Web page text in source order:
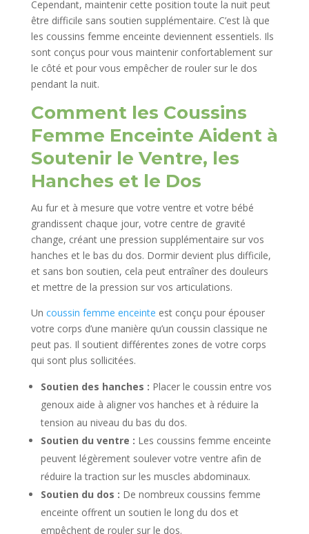
Cependant, maintenir cette position toute la nuit peut
être difficile sans soutien supplémentaire. C’est là que
les coussins femme enceinte deviennent essentiels. Ils
sont conçus pour vous maintenir confortablement sur
le côté et pour vous empêcher de rouler sur le dos
pendant la nuit.
Comment les Coussins
Femme Enceinte Aident à
Soutenir le Ventre, les
Hanches et le Dos
Au fur et à mesure que votre ventre et votre bébé
grandissent chaque jour, votre centre de gravité
change, créant une pression supplémentaire sur vos
hanches et le bas du dos. Dormir devient plus difficile,
et sans bon soutien, cela peut entraîner des douleurs
et mettre de la pression sur vos articulations.
Un coussin femme enceinte est conçu pour épouser
votre corps d’une manière qu’un coussin classique ne
peut pas. Il soutient différentes zones de votre corps
qui sont plus sollicitées.
Soutien des hanches : Placer le coussin entre vos
genoux aide à aligner vos hanches et à réduire la
tension au niveau du bas du dos.
Soutien du ventre : Les coussins femme enceinte
peuvent légèrement soulever votre ventre afin de
réduire la traction sur les muscles abdominaux.
Soutien du dos : De nombreux coussins femme
enceinte offrent un soutien le long du dos et
empêchent de rouler sur le dos.